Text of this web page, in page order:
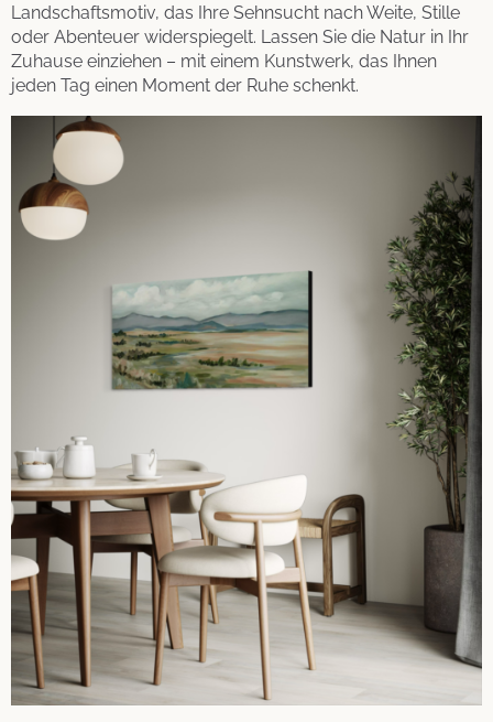
Landschaftsmotiv, das Ihre Sehnsucht nach Weite, Stille
oder Abenteuer widerspiegelt. Lassen Sie die Natur in Ihr
Zuhause einziehen – mit einem Kunstwerk, das Ihnen
jeden Tag einen Moment der Ruhe schenkt.